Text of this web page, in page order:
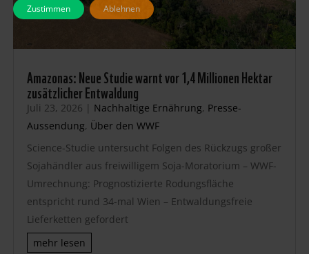
Amazonas: Neue Studie warnt vor 1,4 Millionen Hektar
zusätzlicher Entwaldung
Juli 23, 2026 | Nachhaltige Ernährung, Presse-
Aussendung, Über den WWF
Science-Studie untersucht Folgen des Rückzugs großer
Sojahändler aus freiwilligem Soja-Moratorium – WWF-
Umrechnung: Prognostizierte Rodungsfläche
entspricht rund 34-mal Wien – Entwaldungsfreie
Lieferketten gefordert
mehr lesen
Zustimmen Ablehnen